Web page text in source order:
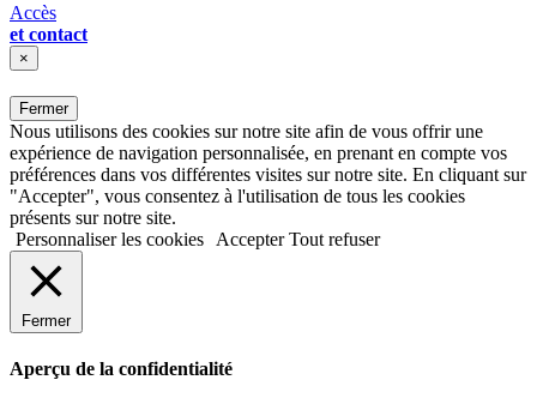
Accès
et contact
×
Fermer
Nous utilisons des cookies sur notre site afin de vous offrir une
expérience de navigation personnalisée, en prenant en compte vos
préférences dans vos différentes visites sur notre site. En cliquant sur
"Accepter", vous consentez à l'utilisation de tous les cookies
présents sur notre site.
Personnaliser les cookies
Accepter Tout refuser
Fermer
Aperçu de la confidentialité